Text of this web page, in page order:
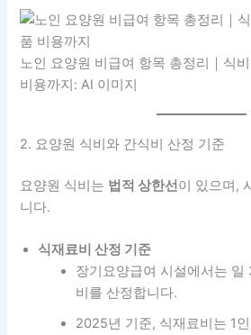
노인 요양원 비급여 항목 총정리｜식비
비용까지: AI 이미지
2. 요양원 식비와 간식비 산정 기준
요양원 식비는 법적 상한선이 있으며,
니다.
식재료비 산정 기준
장기요양급여 시설에서는 일
비를 산정합니다.
2025년 기준, 식재료비는 1